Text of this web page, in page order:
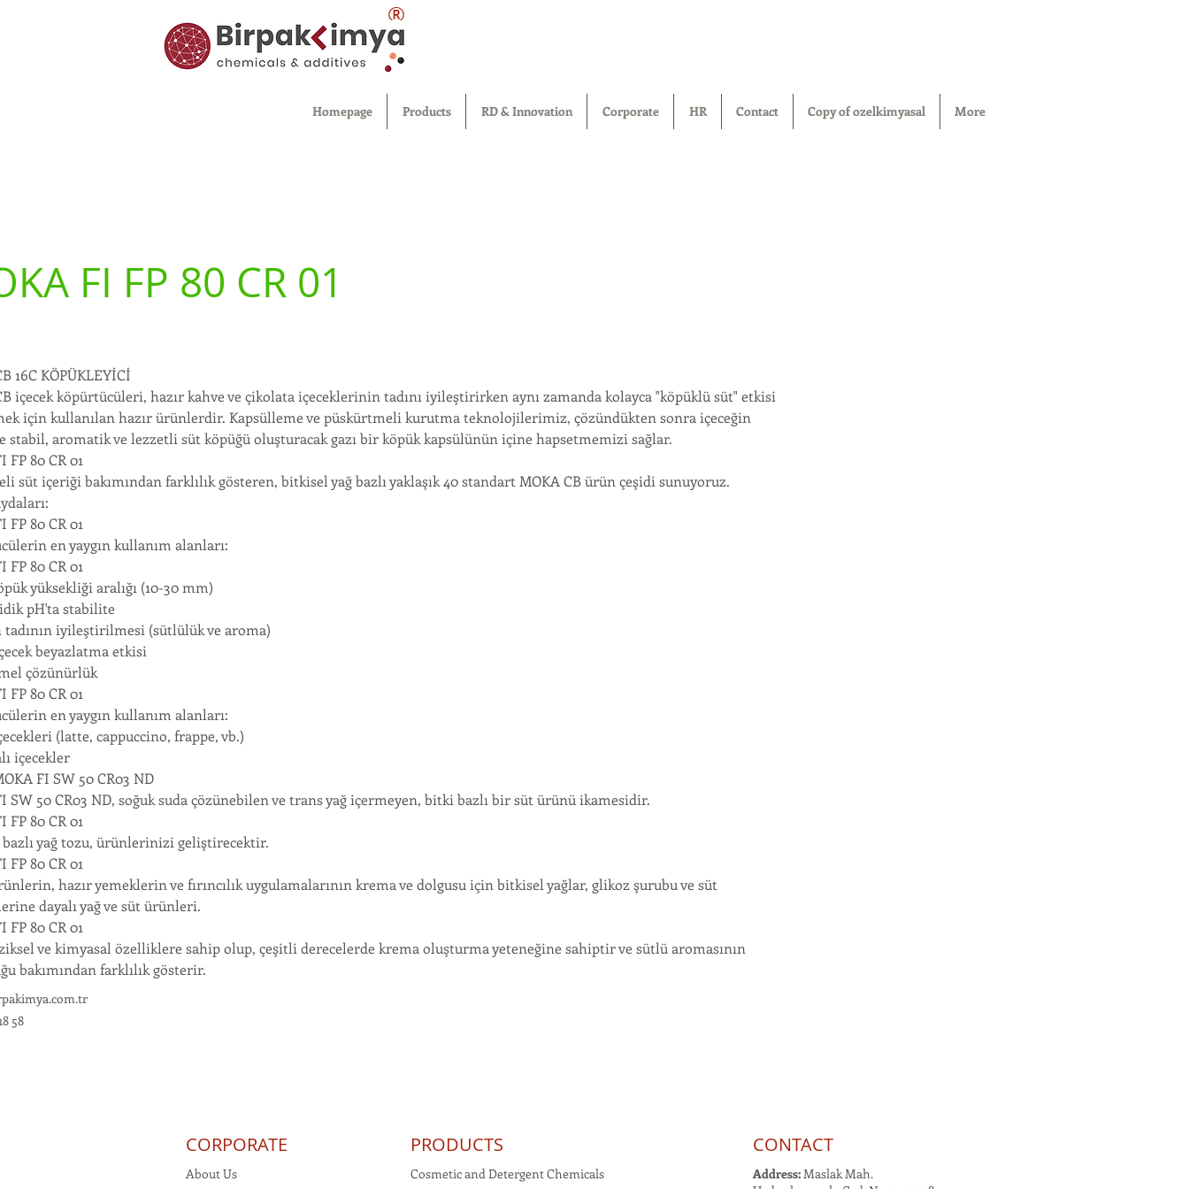
®
Homepage Products RD & Innovation Corporate HR Contact Copy of ozelkimyasal More
FI FP 80 CR 01
16C KÖPÜKLEYİCİ
içecek köpürtücüleri, hazır kahve ve çikolata içeceklerinin tadını iyileştirirken aynı zamanda kolayca "köpüklü süt" etkisi
için kullanılan hazır ürünlerdir. Kapsülleme ve püskürtmeli kurutma teknolojilerimiz, çözündükten sonra içeceğin
stabil, aromatik ve lezzetli süt köpüğü oluşturacak gazı bir köpük kapsülünün içine hapsetmemizi sağlar.
FP 80 CR 01
süt içeriği bakımından farklılık gösteren, bitkisel yağ bazlı yaklaşık 40 standart MOKA CB ürün çeşidi sunuyoruz.
FP 80 CR 01
en yaygın kullanım alanları:
FP 80 CR 01
yüksekliği aralığı (10-30 mm)
pH'ta stabilite
tadının iyileştirilmesi (sütlülük ve aroma)
beyazlatma etkisi
çözünürlük
FP 80 CR 01
en yaygın kullanım alanları:
(latte, cappuccino, frappe, vb.)
içecekler
FI SW 50 CR03 ND
SW 50 CR03 ND, soğuk suda çözünebilen ve trans yağ içermeyen, bitki bazlı bir süt ürünü ikamesidir.
FP 80 CR 01
yağ tozu, ürünlerinizi geliştirecektir.
FP 80 CR 01
hazır yemeklerin ve fırıncılık uygulamalarının krema ve dolgusu için bitkisel yağlar, glikoz şurubu ve süt
dayalı yağ ve süt ürünleri.
FP 80 CR 01
ve kimyasal özelliklere sahip olup, çeşitli derecelerde krema oluşturma yeteneğine sahiptir ve sütlü aromasının
bakımından farklılık gösterir.
58
CORPORATE
About Us
PRODUCTS
Cosmetic and Detergent Chemicals
CONTACT
Address:Maslak Mah.